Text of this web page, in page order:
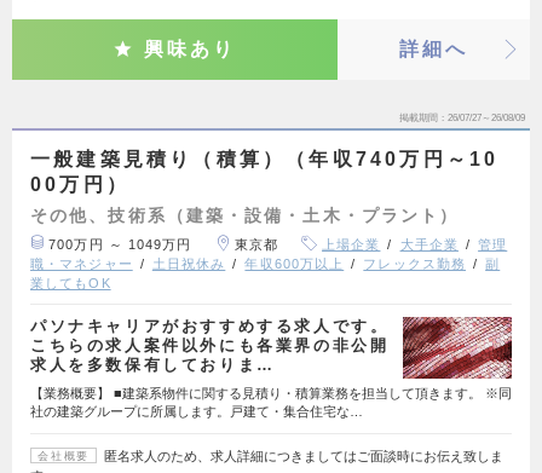
興味あり 詳細へ
掲載期間 26/07/27～26/08/09
一般建築見積り（積算）（年収740万円～10
00万円）
その他、技術系（建築・設備・土木・プラント）
700万円 ～ 1049万円 東京都 上場企業 大手企業
管理
職・マネジャー
土日祝休み 年収600万以上 フレックス勤務
副
業してもOK
パソナキャリアがおすすめする求人です。
こちらの求人案件以外にも各業界の非公開
求人を多数保有しておりま…
【業務概要】 ■建築系物件に関する見積り・積算業務を担当して頂きます。 ※同
社の建築グループに所属します。戸建て・集合住宅な…
会社概要
匿名求人のため、求人詳細につきましてはご面談時にお伝え致しま